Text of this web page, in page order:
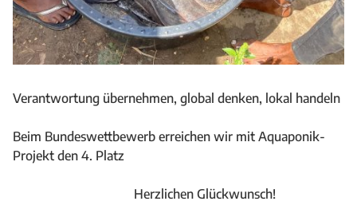
Verantwortung übernehmen, global denken, lokal handeln
Beim Bundeswettbewerb erreichen wir mit Aquaponik-
Projekt den 4. Platz
Herzlichen Glückwunsch!